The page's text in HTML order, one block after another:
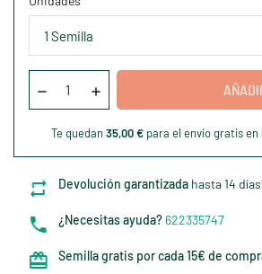
Te quedan 35,00 € para el envío gratis
Devolución garantizada hasta 14
¿Necesitas ayuda?622335747
Semilla gratis por cada 15€ de